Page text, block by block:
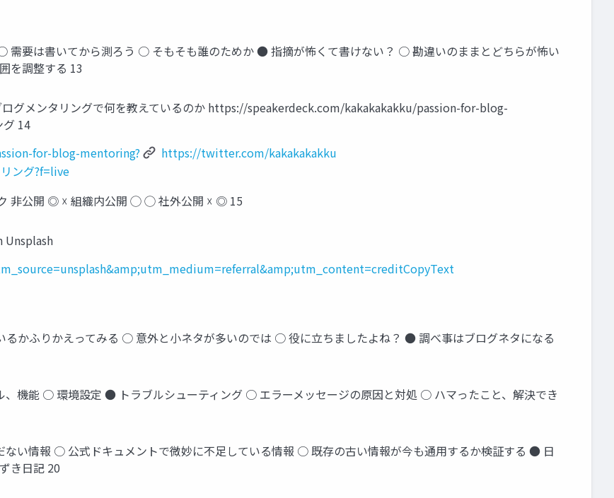
需要は書いてから測ろう ○ そもそも誰のためか ● 指摘が怖くて書けない？ ○ 勘違いのままとどちらが怖い
を調整する 13
ログメンタリングで何を教えているのか https://speakerdeck.com/kakakakakku/passion-for-blog-
14
for-blog-mentoring?
https://twitter.com/kakakakakku
ング?f=live
非公開 ◎ ☓ 組織内公開 ◯ ◯ 社外公開 ☓ ◎ 15
Unsplash
かふりかえってみる ○ 意外と小ネタが多いのでは ○ 役に立ちましたよね？ ● 調べ事はブログネタになる
機能 ○ 環境設定 ● トラブルシューティング ○ エラーメッセージの原因と対処 ○ ハマったこと、解決でき
い情報 ○ 公式ドキュメントで微妙に不足している情報 ○ 既存の古い情報が今も通用するか検証する ● 日
き日記 20